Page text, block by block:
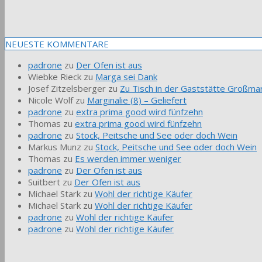
NEUESTE KOMMENTARE
padrone zu Der Ofen ist aus
Wiebke Rieck zu Marga sei Dank
Josef Zitzelsberger zu Zu Tisch in der Gaststätte
Nicole Wolfzu Marginalie (8) – Geliefert
padrone zu extra prima good wird fünfzehn
Thomas zu extra prima good wird fünfzehn
padrone zu Stock, Peitsche und See oder doch Wein
Markus Munz zu Stock, Peitsche und See oder doch Wein
Thomas zu Es werden immer weniger
padrone zu Der Ofen ist aus
Suitbert zu Der Ofen ist aus
Michael Stark zu Wohl der richtige Käufer
Michael Stark zu Wohl der richtige Käufer
padrone zu Wohl der richtige Käufer
padrone zu Wohl der richtige Käufer